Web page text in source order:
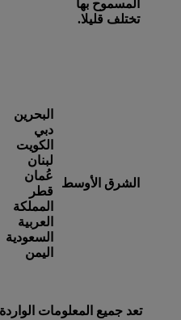
المسموح بها
تختلف قليلا.
الشرق الأوسط
البحرين
دبي
الكويت
لبنان
عُمان
قطر
المملكة
العربية
السعودية
اليمن
تعد جميع المعلومات